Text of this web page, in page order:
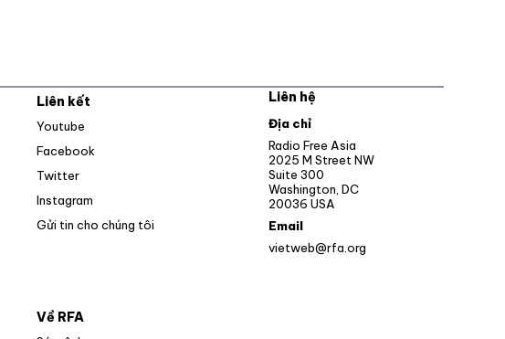
Liên kết
Youtube
Facebook
Twitter
Instagram
Gửi tin cho chúng tôi
Về RFA
Liên hệ
Địa chỉ
Radio Free Asia
2025 M Street NW
Suite 300
Washington, DC
20036 USA
Email
vietweb@rfa.org